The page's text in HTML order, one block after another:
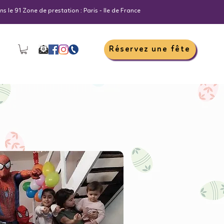
le 91 Zone de prestation : Paris - Ile de France
Réservez une fête